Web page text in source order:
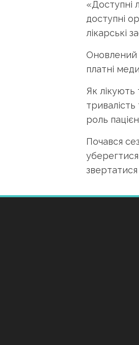
«Доступні
доступні
лікарські
Оновлений
платні
Як лікують
тривалість
роль
Почався
звертатися